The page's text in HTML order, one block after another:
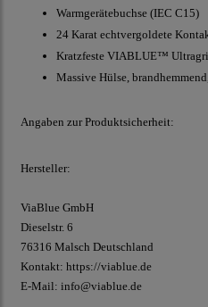
Warmgerätebuchse (IEC C15)
24 Karat echtvergoldete
Kratzfeste VIABLUE™
Massive Hülse,
Angaben zur Produktsicherheit:
Hersteller:
ViaBlue GmbH
Dieselstr. 6
76316 Malsch Deutschland
Kontakt: https://viablue.de
E-Mail: info@viablue.de